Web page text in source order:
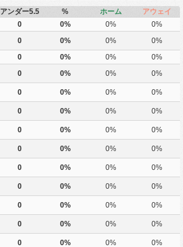
アンダー5.5 % ホーム アウェイ
0 0% 0% 0%
0 0% 0% 0%
0 0% 0% 0%
0 0% 0% 0%
0 0% 0% 0%
0 0% 0% 0%
0 0% 0% 0%
0 0% 0% 0%
0 0% 0% 0%
0 0% 0% 0%
0 0% 0% 0%
0 0% 0% 0%
0 0% 0% 0%